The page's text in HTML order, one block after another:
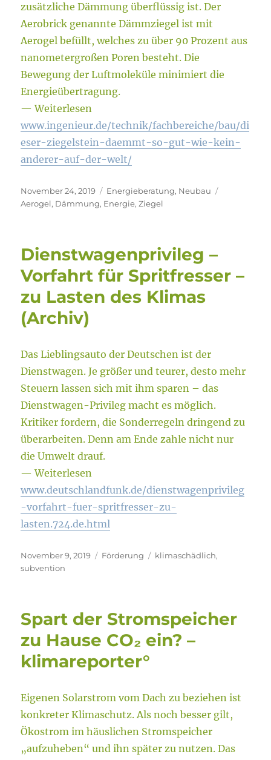
zusätzliche Dämmung überflüssig ist. Der
Aerobrick genannte Dämmziegel ist mit
Aerogel befüllt, welches zu über 90 Prozent aus
nanometergroßen Poren besteht. Die
Bewegung der Luftmoleküle minimiert die
Energieübertragung.
— Weiterlesen
www.ingenieur.de/technik/fachbereiche/bau/di
eser-ziegelstein-daemmt-so-gut-wie-kein-
anderer-auf-der-welt/
Veröffentlicht
am
November 24, 2019 Kategorien
Energieberatung, Neubau
Aerogel, Dämmung, Energie,Ziegel
Dienstwagenprivileg –
Vorfahrt für Spritfresser –
zu Lasten des Klimas
(Archiv)
Das Lieblingsauto der Deutschen ist der
Dienstwagen. Je größer und teurer, desto mehr
Steuern lassen sich mit ihm sparen – das
Dienstwagen-Privileg macht es möglich.
Kritiker fordern, die Sonderregeln dringend zu
überarbeiten. Denn am Ende zahle nicht nur
die Umwelt drauf.
— Weiterlesen
www.deutschlandfunk.de/dienstwagenprivileg
-vorfahrt-fuer-spritfresser-zu-
lasten.724.de.html
Veröffentlicht
am
November 9, 2019 Kategorien
Förderung Schlagwörter
klimaschädlich,
subvention
Spart der Stromspeicher
zu Hause CO₂ ein? –
klimareporter°
Eigenen Solarstrom vom Dach zu beziehen ist
konkreter Klimaschutz. Als noch besser gilt,
Ökostrom im häuslichen Stromspeicher
„aufzuheben“ und ihn später zu nutzen. Das